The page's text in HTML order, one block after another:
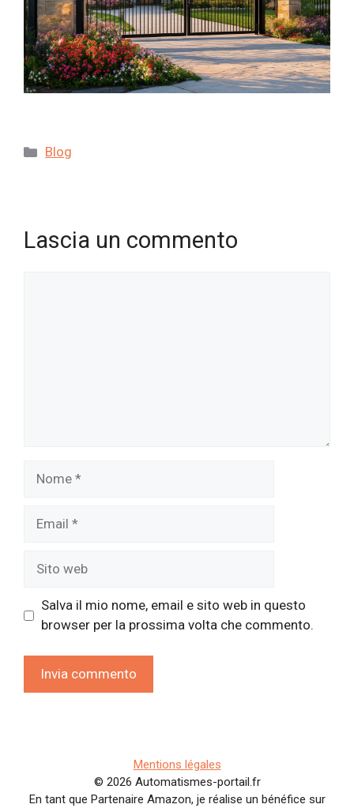
Categorie
Blog
Lascia un commento
Salva il mio nome, email e sito web in questo
browser per la prossima volta che commento.
Mentions légales
© 2026 Automatismes-portail.fr
En tant que Partenaire Amazon, je réalise un bénéfice sur